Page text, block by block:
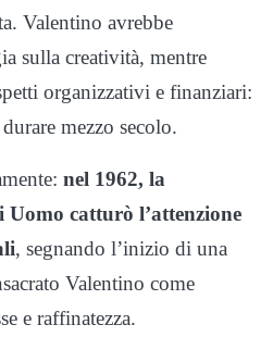
Valentino avrebbe
sulla creatività, mentre
organizzativi e finanziari:
mezzo secolo.
nel 1962, la
Uomo catturò l’attenzione
, segnando l’inizio di una
Valentino come
e raffinatezza.